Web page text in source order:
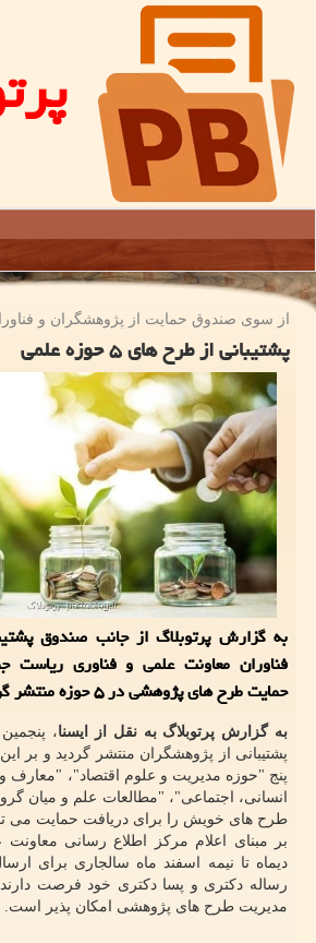
از سوی صندوق حمایت از پژوهشگران و
پشتیبانی از طرح های ۵ حوزه علمی
به گزارش پرتوبلاگ از جانب صندوق
فناوران معاونت علمی و فناوری ریاست
حمایت طرح های پژوهشی در ۵ حوزه منتشر گردید.
به گزارش پرتوبلاگ به نقل از ایسنا،
پشتیبانی از پژوهشگران منتشر گردید و بر
پنج "حوزه مدیریت و علوم اقتصاد"، "معارف
انسانی، اجتماعی"، "مطالعات علم و میان
طرح های خویش را برای دریافت حمایت می
بر مبنای اعلام مرکز اطلاع رسانی
دیماه تا نیمه اسفند ماه سالجاری برای
رساله دکتری و پسا دکتری خود فرصت
مدیریت طرح های پژوهشی امکان پذیر است.